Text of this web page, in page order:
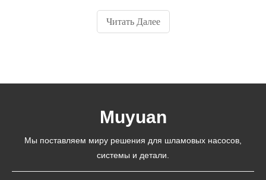
расположенных на перерабатывающем заводе) к
точкам осаждения, расположенным внутри или вокруг
Читать Далее
Muyuan
Мы поставляем миру решения для шламовых насосов,
системы и детали.